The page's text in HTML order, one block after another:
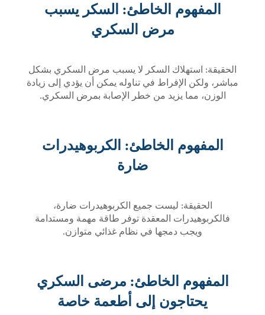
المفهوم الخاطئ: السكر يسبب
مرض السكري
الحقيقة: استهلاك السكر لا يسبب مرض السكري بشكل
مباشر، ولكن الإفراط في تناوله يمكن أن يؤدي إلى زيادة
الوزن، مما يزيد من خطر الإصابة بمرض السكري.
المفهوم الخاطئ: الكربوهيدرات
ضارة
الحقيقة: ليست جميع الكربوهيدرات ضارة،
فالكربوهيدرات المعقدة توفر طاقة مهمة ومستدامة
ويجب دمجها في نظام غذائي متوازن.
المفهوم الخاطئ: مرضى السكري
يحتاجون إلى أطعمة خاصة